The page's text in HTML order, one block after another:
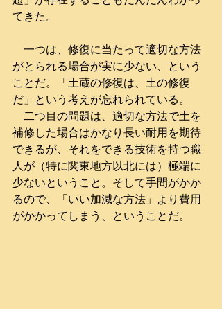
てきた。
一つは、修復に当たって適切な方法
がとられる場合が実に少ない、という
ことだ。「土蔵の修復は、土の修復
だ」という考えが忘れられている。
二つ目の問題は、適切な方法で土を
補修した場合はかなり長い耐用を期待
できるが、それをできる技術を持つ職
人が（特に関東地方以北には）極端に
少ないということ。そして手間がかか
るので、「いい加減な方法」より費用
がかかってしまう、ということだ。